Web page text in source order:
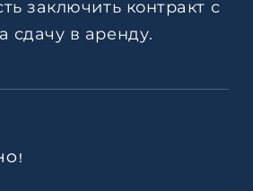
заключить контракт с
в аренду.